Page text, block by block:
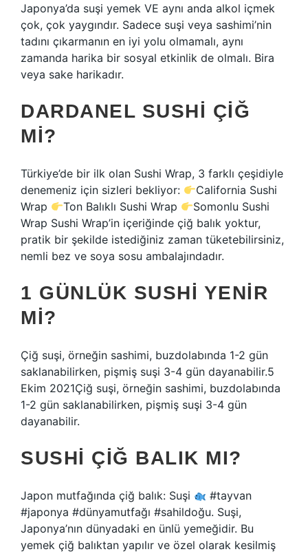
Japonya’da suşi yemek VE aynı anda alkol içmek
çok, çok yaygındır. Sadece suşi veya sashimi’nin
tadını çıkarmanın en iyi yolu olmamalı, aynı
zamanda harika bir sosyal etkinlik de olmalı. Bira
veya sake harikadır.
DARDANEL SUSHI ÇIĞ
MI?
Türkiye’de bir ilk olan Sushi Wrap, 3 farklı çeşidiyle
denemeniz için sizleri bekliyor:
California Sushi
Wrap
Ton Balıklı Sushi Wrap
Somonlu Sushi
Wrap Sushi Wrap’in içeriğinde çiğ balık yoktur,
pratik bir şekilde istediğiniz zaman tüketebilirsiniz,
nemli bez ve soya sosu ambalajındadır.
1 GÜNLÜK SUSHI YENIR
MI?
Çiğ suşi, örneğin sashimi, buzdolabında 1-2 gün
saklanabilirken, pişmiş suşi 3-4 gün dayanabilir.5
Ekim 2021Çiğ suşi, örneğin sashimi, buzdolabında
1-2 gün saklanabilirken, pişmiş suşi 3-4 gün
dayanabilir.
SUSHI ÇIĞ BALIK MI?
Japon mutfağında çiğ balık: Suşi
#tayvan
#japonya #dünyamutfağı #sahildoğu. Suşi,
Japonya’nın dünyadaki en ünlü yemeğidir. Bu
yemek çiğ balıktan yapılır ve özel olarak kesilmiş